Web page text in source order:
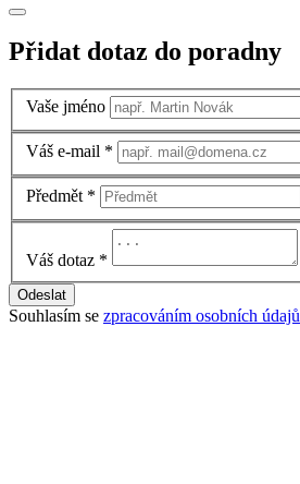
Přidat dotaz do poradny
Vaše jméno
Váš e-mail *
Předmět *
Váš dotaz *
Odeslat
Souhlasím se zpracováním osobních údajů